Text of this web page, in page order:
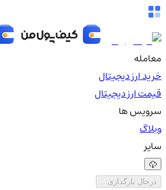
معامله
خرید ارز دیجیتال
قیمت ارز دیجیتال
سرویس ها
وبلاگ
سایر
درحال بارگذاری...